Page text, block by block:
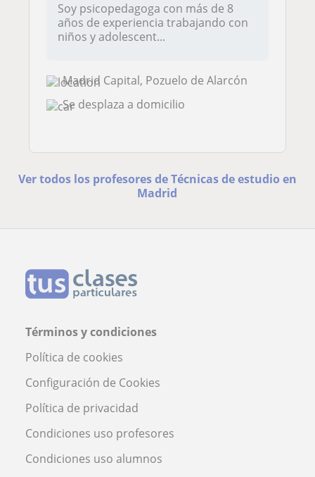
Soy psicopedagoga con más de 8
años de experiencia trabajando con
niños y adolescent...
Madrid Capital, Pozuelo de Alarcón
Se desplaza a domicilio
Ver todos los profesores de Técnicas de estudio en
Madrid
Términos y condiciones
Política de cookies
Configuración de Cookies
Política de privacidad
Condiciones uso profesores
Condiciones uso alumnos